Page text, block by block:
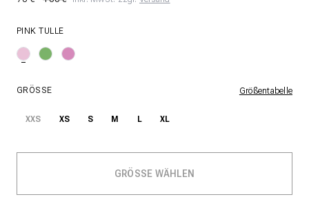
PINK TULLE
GRÖSSE Größentabelle
XXS XS S M L XL